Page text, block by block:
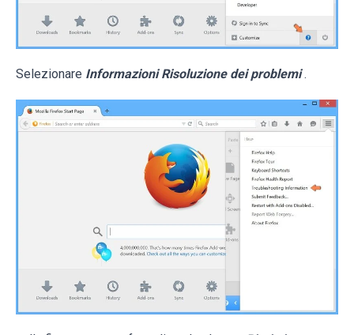
Selezionare Informazioni Risoluzione dei problemi .